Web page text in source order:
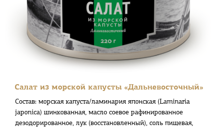
Салат из морской капусты «Дальневосточный»
Состав: морская капуста/ламинария японская (Laminaria
japonica) шинкованная, масло соевое рафинированное
дезодорированное, лук (восстановленный), соль пищевая,